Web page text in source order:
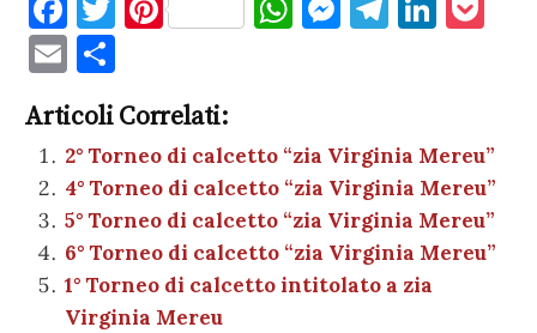
a
c
e
b
o
o
k
te
r
es
t A
p
p
g
er
a
m
dI
n
et
E
m
ai
l
n
di
vi
di
Articoli Correlati:
2° Torneo di calcetto “zia Virginia Mereu”
4° Torneo di calcetto “zia Virginia Mereu”
5° Torneo di calcetto “zia Virginia Mereu”
6° Torneo di calcetto “zia Virginia Mereu”
1° Torneo di calcetto intitolato a zia
Virginia Mereu